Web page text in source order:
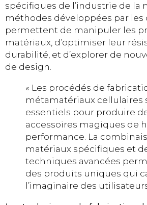
spécifiques de l’industrie de la
méthodes développées par les
permettent de manipuler les
matériaux, d’optimiser leur
durabilité, et d’explorer de
de design.
« Les procédés de
métamatériaux cellulaires
essentiels pour produire
accessoires magiques de
performance. La
matériaux spécifiques et
techniques avancées
des produits uniques qui
l’imaginaire des